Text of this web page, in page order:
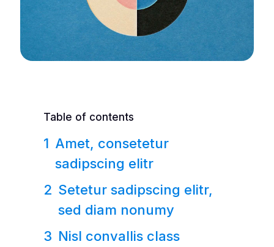
Table of contents
Amet, consetetur
sadipscing elitr
Setetur sadipscing elitr,
sed diam nonumy
Nisl convallis class